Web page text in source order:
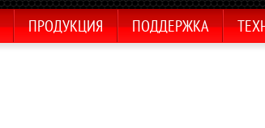
ПРОДУКЦИЯ ПОДДЕРЖКА